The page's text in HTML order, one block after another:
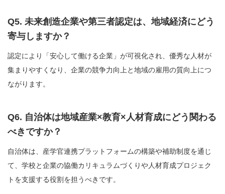
Q5. 未来創造企業や第三者認定は、地域経済にどう
寄与しますか？
認定により「安心して働ける企業」が可視化され、優秀な人材が
集まりやすくなり、企業の競争力向上と地域の雇用の質向上につ
ながります。
Q6. 自治体は地域産業×教育×人材育成にどう関わる
べきですか？
自治体は、産学官連携プラットフォームの構築や補助制度を通じ
て、学校と企業の協働カリキュラムづくりや人材育成プロジェク
トを支援する役割を担うべきです。